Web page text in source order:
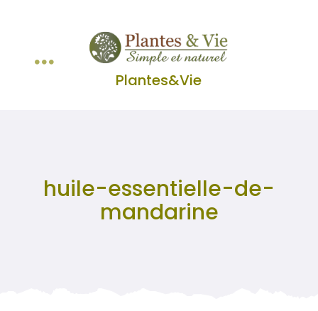
contenu
Plantes&Vie
Toggle
Les Classiques
huile-essentielle-de-
mandarine